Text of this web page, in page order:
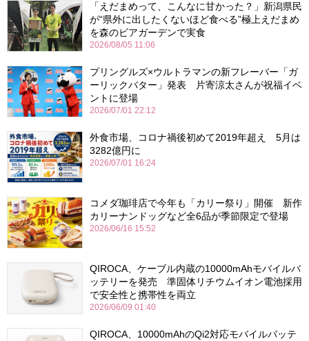
「えだまめって、こんなに甘かった？」新潟県民
が“県外に出したくないほど食べる”極上えだまめ
を森のビアガーデンで実食
2026/08/05 11:06
プリングルズ×ウルトラマンの新フレーバー「ガ
ーリックバター」発表 片寄涼太さんが祝福イベ
ントに登場
2026/07/01 22:12
外食市場、コロナ禍後初めて2019年超え 5月は
3282億円に
2026/07/01 16:24
コメダ珈琲店で今年も「カリー祭り」開催 新作
カリーナンドッグなど全6品が季節限定で登場
2026/06/16 15:52
QIROCA、ケーブル内蔵の10000mAhモバイルバ
ッテリーを発売 準固体リチウムイオン電池採用
で安全性と携帯性を両立
2026/06/09 01:40
QIROCA、10000mAhのQi2対応モバイルバッテ